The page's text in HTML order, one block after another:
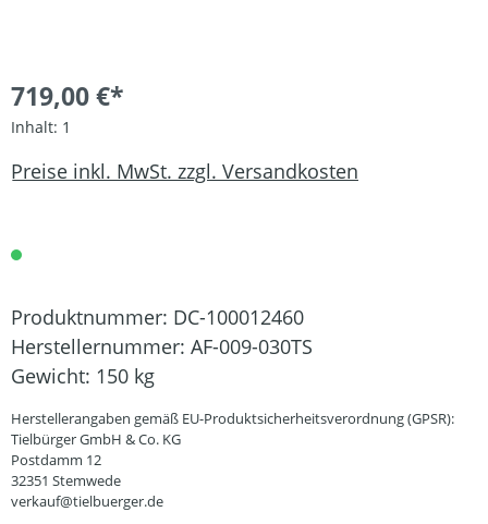
719,00 €*
Inhalt: 1
Preise inkl. MwSt. zzgl. Versandkosten
Produktnummer: DC-100012460
Herstellernummer: AF-009-030TS
Gewicht: 150 kg
Herstellerangaben gemäß EU-Produktsicherheitsverordnung (GPSR):
Tielbürger GmbH & Co. KG
Postdamm 12
32351 Stemwede
verkauf@tielbuerger.de